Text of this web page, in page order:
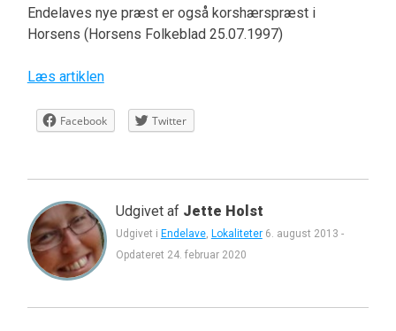
Endelaves nye præst er også korshærspræst i
Horsens (Horsens Folkeblad 25.07.1997)
Læs artiklen
Facebook Twitter
Udgivet af Jette Holst
Udgivet i Endelave, Lokaliteter 6. august 2013 -
Opdateret 24. februar 2020